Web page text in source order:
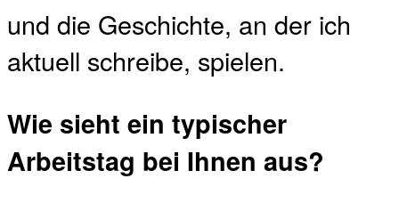
und die Geschichte, an der ich
aktuell schreibe, spielen.
Wie sieht ein typischer
Arbeitstag bei Ihnen aus?